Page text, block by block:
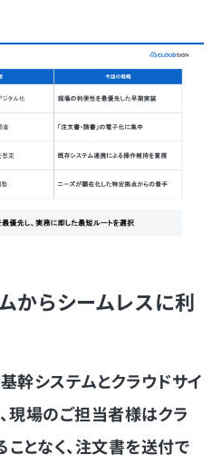
からシームレスに利
幹システムとクラウドサイ
現場のご担当者様はクラ
となく、注文書を送付で